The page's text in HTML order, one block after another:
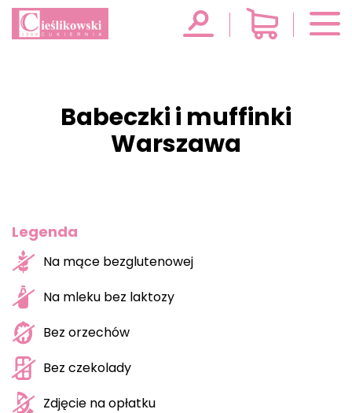
Babeczki i muffinki
Warszawa
Legenda
Na mące bezglutenowej
Na mleku bez laktozy
Bez orzechów
Bez czekolady
Zdjęcie na opłatku